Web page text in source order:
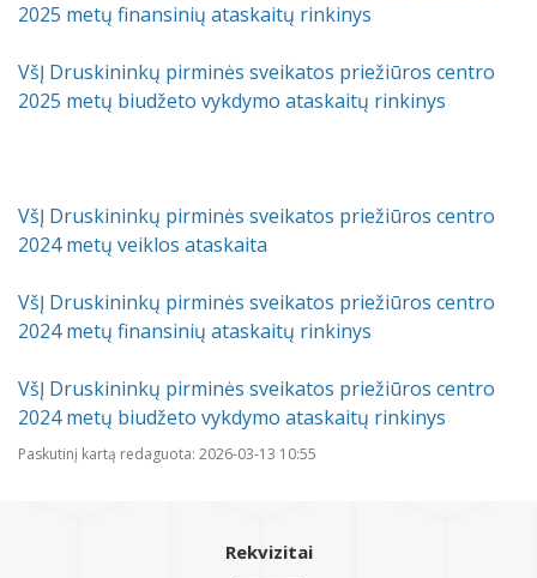
darbo laikas ir funkcijos Druskininkų
PSPC
darbuotojai
Planavimo dokumentai
Darbo užmokestis
Viešieji pirkimai
Biudžeto vykdymo ataskaitų rinkiniai
Finansinių ataskaitų rinkiniai
Ūkio subjektų priežiūra
Tarnybiniai lengvieji automobiliai
2025 metų finansinių ataskaitų rinkinys
VšĮ Druskininkų pirminės sveikatos priežiūros centro
2025 metų biudžeto vykdymo ataskaitų rinkinys
VšĮ Druskininkų pirminės sveikatos priežiūros centro
2024 metų veiklos ataskaita
VšĮ Druskininkų pirminės sveikatos priežiūros centro
2024 metų finansinių ataskaitų rinkinys
VšĮ Druskininkų pirminės sveikatos priežiūros centro
2024 metų biudžeto vykdymo ataskaitų rinkinys
Paskutinį kartą redaguota: 2026-03-13 10:55
Rekvizitai